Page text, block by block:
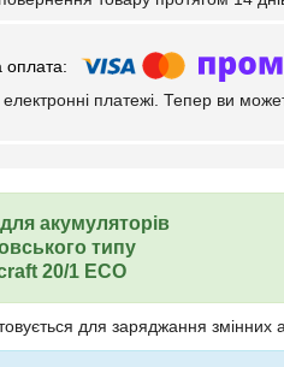
електронні платежі. Тепер ви
акумуляторів
типу
20/1 ECO
для заряджання змінних